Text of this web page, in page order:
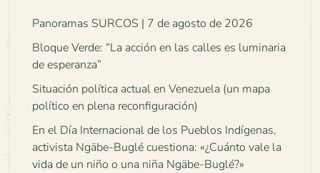
Panoramas SURCOS | 7 de agosto de 2026
Bloque Verde: “La acción en las calles es luminaria
de esperanza”
Situación política actual en Venezuela (un mapa
político en plena reconfiguración)
En el Día Internacional de los Pueblos Indígenas,
activista Ngäbe-Buglé cuestiona: «¿Cuánto vale la
vida de un niño o una niña Ngäbe-Buglé?»